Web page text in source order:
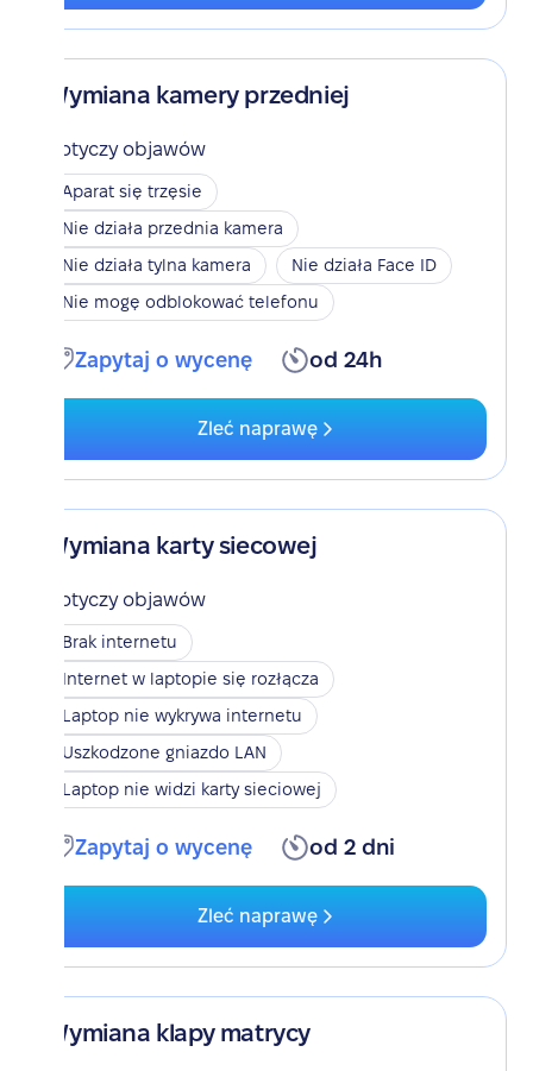
Wymiana kamery przedniej
Dotyczy objawów
Aparat się trzęsie
Nie działa przednia kamera
Nie działa tylna kamera
Nie działa Face ID
Nie mogę odblokować telefonu
Zapytaj o wycenę od 24h
Zleć naprawę
Wymiana karty siecowej
Dotyczy objawów
Brak internetu
Internet w laptopie się rozłącza
Laptop nie wykrywa internetu
Uszkodzone gniazdo LAN
Laptop nie widzi karty sieciowej
Zapytaj o wycenę od 2 dni
Zleć naprawę
Wymiana klapy matrycy